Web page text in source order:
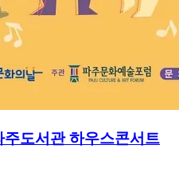
도서관 하우스콘서트